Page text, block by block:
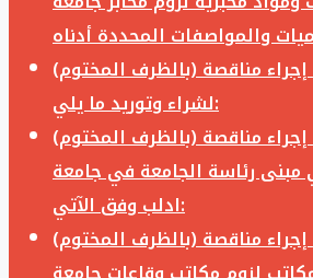
مناقصة (بالظرف المختوم)
لشراء وتوريد ما يلي:
مناقصة (بالظرف المختوم)
مبنى رئاسة الجامعة في جامعة
ادلب وفق الآتي:
مناقصة (بالظرف المختوم)